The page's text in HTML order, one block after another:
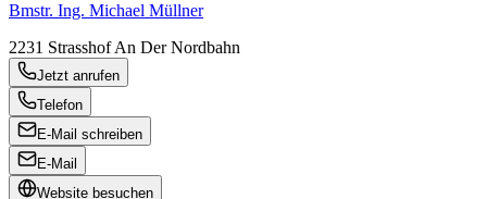
Bmstr. Ing. Michael Müllner
2231 Strasshof An Der Nordbahn
Jetzt anrufen
Telefon
E-Mail schreiben
E-Mail
Website besuchen